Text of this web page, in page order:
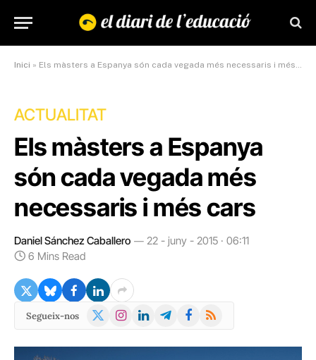
Inici » Els màsters a Espanya són cada vegada més necessaris i més cars
ACTUALITAT
Els màsters a Espanya
són cada vegada més
necessaris i més cars
Daniel Sánchez Caballero
22 - juny - 2015 · 06:11
6 Mins Read
Segueix-nos
X
Instagram
LinkedInTelegramFacebook
RSS